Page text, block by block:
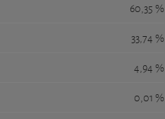
60,35 %
33,74 %
4,94 %
0,01 %